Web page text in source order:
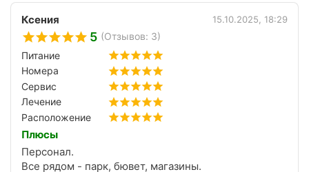
Ксения 15.10.2025, 18:29
5 (Отзывов: 3)
Питание
Номера
Сервис
Лечение
Расположение
Плюсы
Персонал.
Все рядом - парк, бювет, магазины.